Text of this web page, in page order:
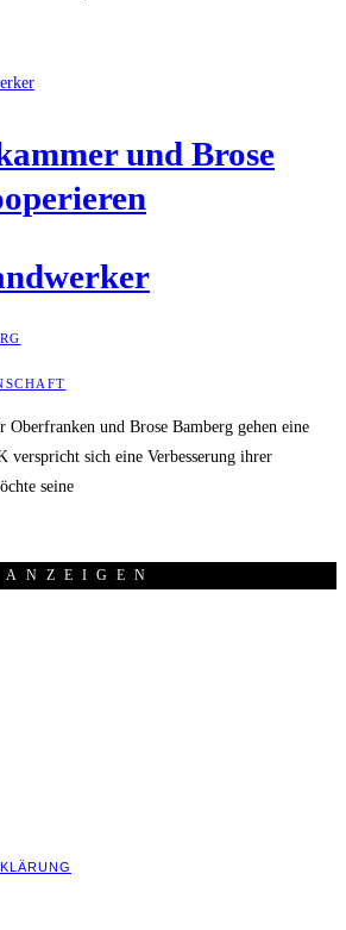
und Bro­se
und Brose Bamberg gehen eine
sich eine Verbesserung ihrer
seine
ANZEI­GEN